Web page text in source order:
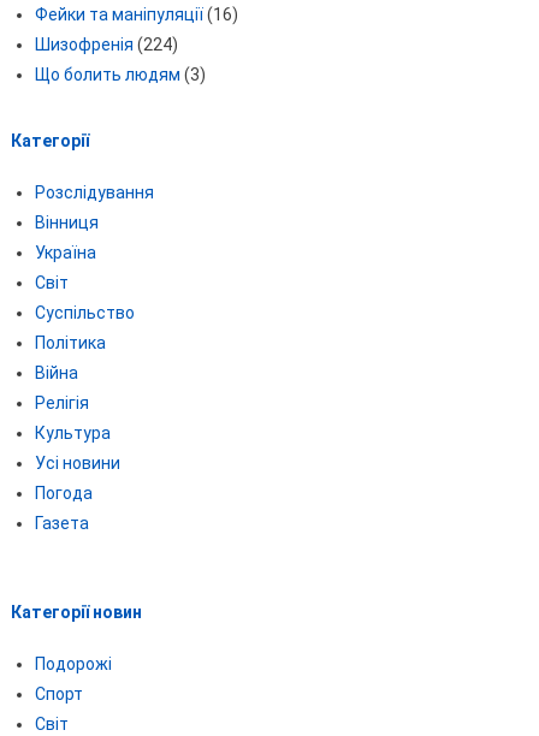
Фейки та маніпуляції(16)
Шизофренія (224)
Що болить людям (3)
Категорії
Розслідування
Вінниця
Україна
Світ
Суспільство
Політика
Війна
Релігія
Культура
Усі новини
Погода
Газета
Категорії новин
Подорожі
Спорт
Світ